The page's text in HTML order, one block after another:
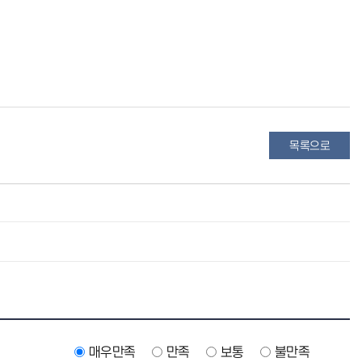
목록으로
매우만족 만족 보통
불만족